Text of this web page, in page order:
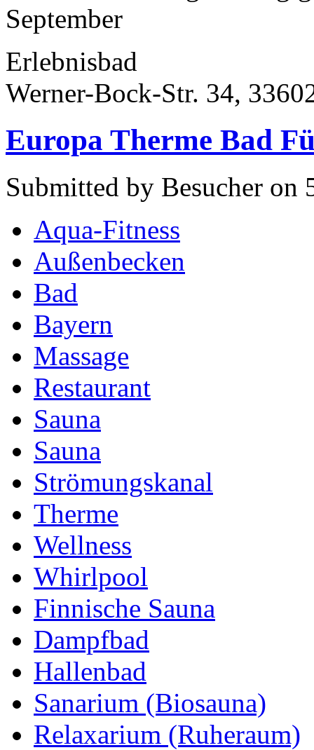
September
Erlebnisbad
Werner-Bock-Str. 34,
Europa Therme Bad
Submitted by Besucher on
Aqua-Fitness
Außenbecken
Bad
Bayern
Massage
Restaurant
Sauna
Sauna
Strömungskanal
Therme
Wellness
Whirlpool
Finnische Sauna
Dampfbad
Hallenbad
Sanarium (Biosauna)
Relaxarium (Ruheraum)